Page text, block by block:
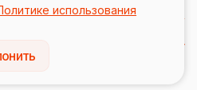
использования
защищены
Privacy Policy